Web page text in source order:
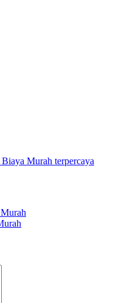
Murah terpercaya